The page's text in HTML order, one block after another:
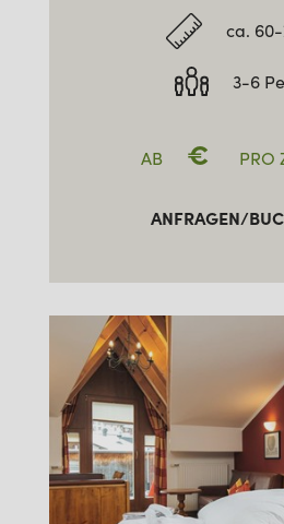
ca. 60-
3-6
AB € PRO
ANFRAGEN/